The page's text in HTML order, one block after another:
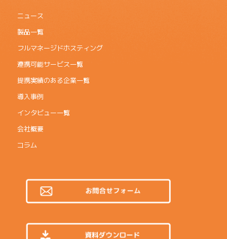
ニュース
製品一覧
フルマネージドホスティング
連携可能サービス一覧
提携実績のある企業一覧
導入事例
インタビュー一覧
会社概要
コラム